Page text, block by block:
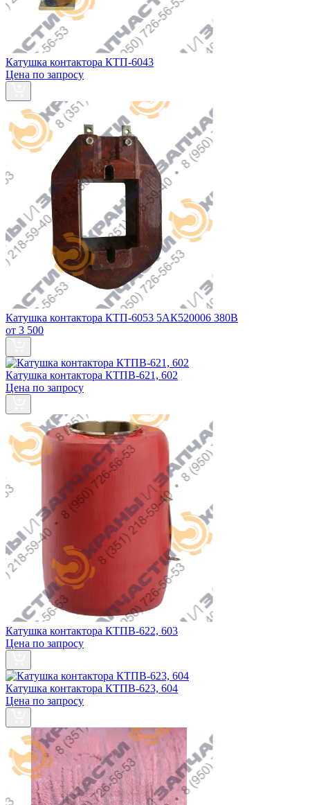
Катушка контактора КТП-6043
Цена по запросу
Катушка контактора КТП-6053 5АК520006 380В
от 3 500
Катушка контактора КТПВ-621, 602
Цена по запросу
Катушка контактора КТПВ-622, 603
Цена по запросу
Катушка контактора КТПВ-623, 604
Цена по запросу